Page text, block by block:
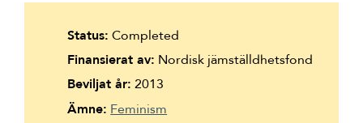
English
Skandinaviska
Status: Completed
Finansierat av: Nordisk jämställdhetsfond
Beviljat år: 2013
Ämne: Feminism